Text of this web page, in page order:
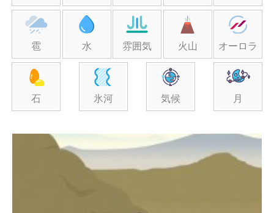
雹 水 雰囲気 火山 オーロラ
石 氷河 気候 月